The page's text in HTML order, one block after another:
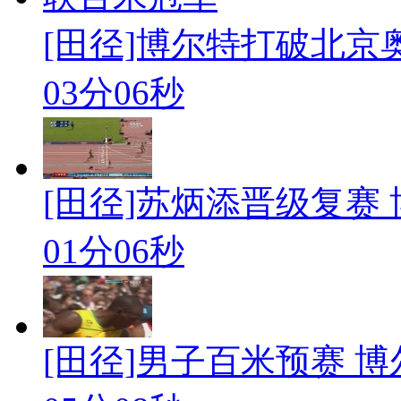
[田径]博尔特打破北京
03分06秒
[田径]苏炳添晋级复赛
01分06秒
[田径]男子百米预赛